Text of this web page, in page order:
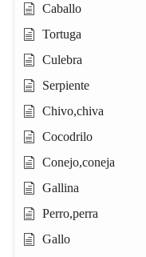
Caballo
Tortuga
Culebra
Serpiente
Chivo,chiva
Cocodrilo
Conejo,coneja
Gallina
Perro,perra
Gallo